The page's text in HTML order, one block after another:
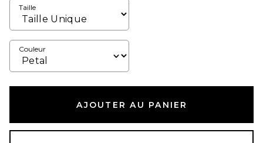
Taille
Couleur
AJOUTER AU PANIER